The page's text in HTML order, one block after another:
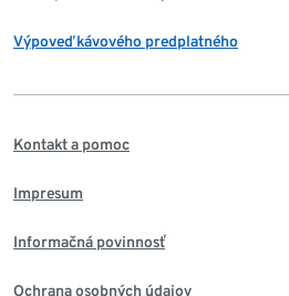
Výpoveď kávového predplatného
Kontakt a pomoc
Impresum
Informačná povinnosť
Ochrana osobných údajov